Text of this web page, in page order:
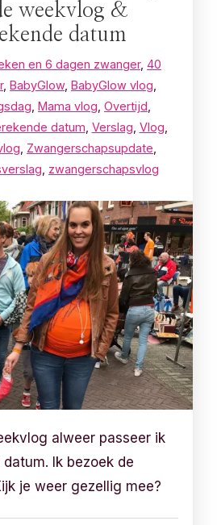
weekvlog &
datum
en 6 dagen zwanger, 40
, BabyGlow, BabyGlow vlog
Mama vlog Overtijd
datum Verslag Vlog
Zwangerschapsupdate
zwangerschapsvlog
alweer passeer ik
Ik bezoek de
je weer gezellig mee?